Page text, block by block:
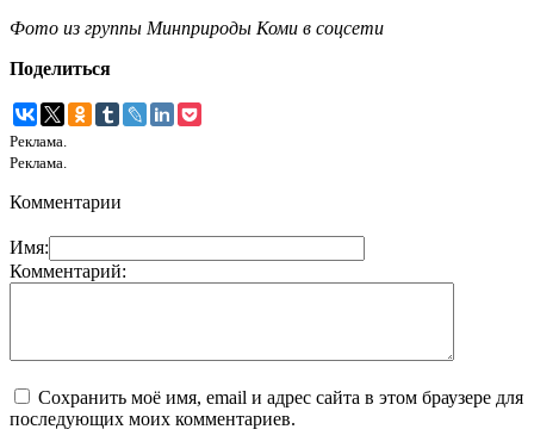
Фото из группы Минприроды Коми в соцсети
Поделиться
Реклама.
Реклама.
Комментарии
Имя:
Комментарий:
Сохранить моё имя, email и адрес сайта в этом браузере для
последующих моих комментариев.